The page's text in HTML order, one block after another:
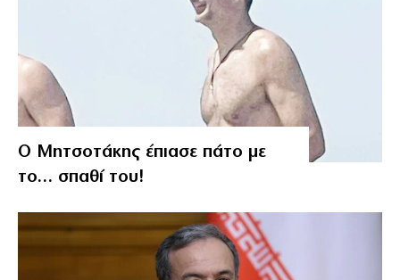
Ο Μητσοτάκης έπιασε πάτο με
το… σπαθί του!